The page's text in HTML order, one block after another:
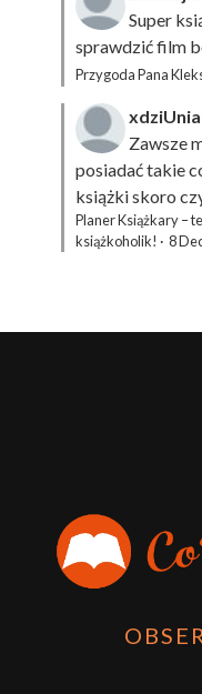
Super
sprawdzić film
Przygoda Pana
Zawsze
posiadać takie
książki skoro
Planer Książkary –
książkoholik! · 8